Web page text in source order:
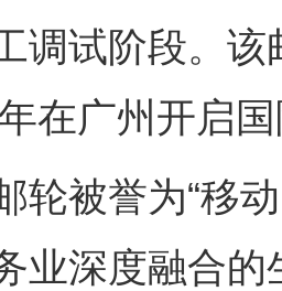
调试阶段。
在广州开启
被誉为“移动
业深度融合